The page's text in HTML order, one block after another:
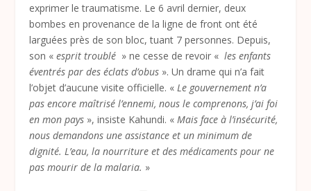
exprimer le traumatisme. Le 6 avril dernier, deux
bombes en provenance de la ligne de front ont été
larguées près de son bloc, tuant 7 personnes. Depuis,
son «esprit troublé » ne cesse de revoir « les enfants
éventrés par des éclats d’obus ». Un drame qui n’a fait
l’objet d’aucune visite officielle. «Le gouvernement n’a
pas encore maîtrisé l’ennemi, nous le comprenons, j’ai foi
en mon pays », insiste Kahundi. «Mais face à l’insécurité,
nous demandons une assistance et un minimum de
dignité. L’eau, la nourriture et des médicaments pour ne
pas mourir de la malaria. »